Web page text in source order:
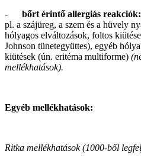
- bőrt érintő allergiás reakciók:
pl. a szájüreg, a szem és a hüvely
hólyagos elváltozások, foltos
Johnson tünetegyüttes), egyéb
kiütések (ún. eritéma multiforme)
mellékhatások).
Egyéb mellékhatások:
Ritka mellékhatások (1000-ből